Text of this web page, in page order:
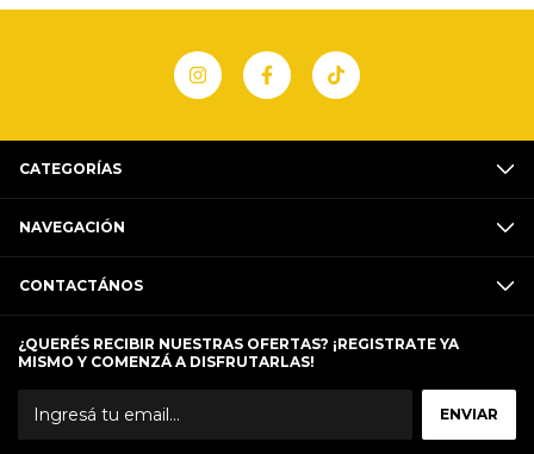
CATEGORÍAS
NAVEGACIÓN
CONTACTÁNOS
¿QUERÉS RECIBIR NUESTRAS OFERTAS? ¡REGISTRATE YA
MISMO Y COMENZÁ A DISFRUTARLAS!